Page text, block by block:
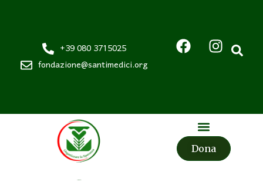
+39 080 3715025
fondazione@santimedici.org
Dona